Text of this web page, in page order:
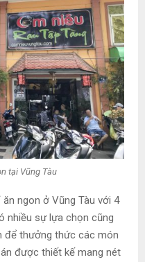
tại Vũng Tàu
ngon ở Vũng Tàu với 4
nhiều sự lựa chọn cũng
để thưởng thức các món
được thiết kế mang nét